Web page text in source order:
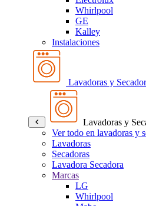
Whirlpool
GE
Kalley
Instalaciones
Lavadoras y
Lavadoras y
Ver todo en lavadoras y
Lavadoras
Secadoras
Lavadora Secadora
Marcas
LG
Whirlpool